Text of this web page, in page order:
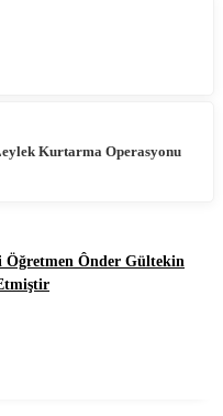
Kurtarma Operasyonu
Öğretmen Ônder Gültekin